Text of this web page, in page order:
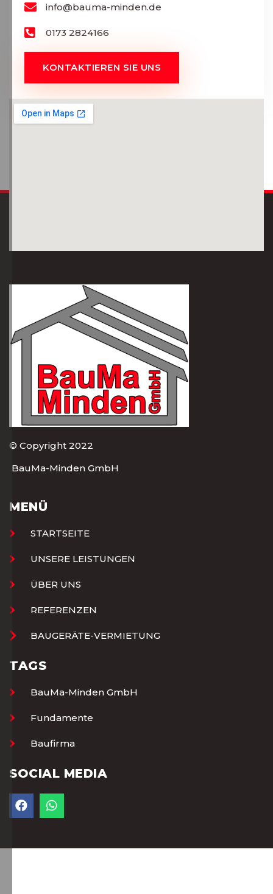
info@bauma-minden.de
0173 2824166
KONTAKTIEREN SIE UNS
© Copyright 2022
BauMa-Minden GmbH
MENÜ
STARTSEITE
UNSERE LEISTUNGEN
ÜBER UNS
REFERENZEN
BAUGERÄTE-VERMIETUNG
TAGS
BauMa-Minden GmbH
Fundamente
Baufirma
SOCIAL MEDIA